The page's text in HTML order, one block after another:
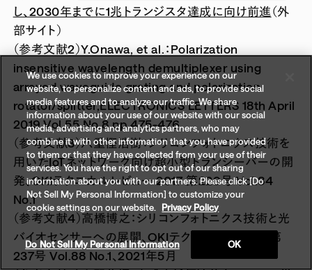
し、2030年までに1兆トランジスタ達成に向け前進 （外
部サイト）
（参考文献2）Y.Onawa, et al.：Polarization
insensitive wavelength demultiplexer using
arrayed waveguide grating and polarization
rotator/splitter,ELECTRONICS LETTERS 18th April
2019 Vol.55 No.8 pp.475-476
（参考文献3）八重樫浩樹：シリコンフォトニクス技術を
用いたIoTネットワーク向け超小型トランシーバーの開
発、OKIテクニカルレビュー 2017 第229号 Vol.84
No.1
（参考文献4）高橋博之：シリコンフォトニクス技術と光
バイオセンサーへの展開、OKIテクニカルレビュー第
237号 Vol.88 No.1、2021年5月
We use cookies to improve your experience on our
website, to personalize content and ads, to provide social
media features and to analyze our traffic. We share
information about your use of our website with our social
media, advertising and analytics partners, who may
combine it with other information that you have provided
to them or that they have collected from your use of their
services. You have the right to opt out of our sharing
information about you with our partners. Please click [Do
Not Sell My Personal Information] to customize your
cookie settings on our website.
Privacy Policy
Do Not Sell My Personal Information OK